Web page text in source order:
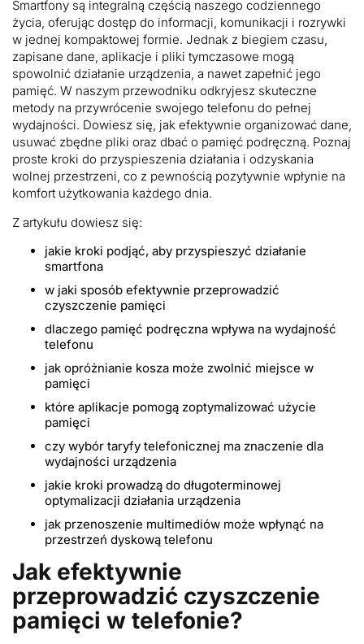
porządkach
w
Androidzie
Smartfony są integralną częścią naszego codziennego
życia, oferując dostęp do informacji, komunikacji i rozrywki
w jednej kompaktowej formie. Jednak z biegiem czasu,
zapisane dane, aplikacje i pliki tymczasowe mogą
spowolnić działanie urządzenia, a nawet zapełnić jego
pamięć. W naszym przewodniku odkryjesz skuteczne
metody na przywrócenie swojego telefonu do pełnej
wydajności. Dowiesz się, jak efektywnie organizować dane,
usuwać zbędne pliki oraz dbać o pamięć podręczną. Poznaj
proste kroki do przyspieszenia działania i odzyskania
wolnej przestrzeni, co z pewnością pozytywnie wpłynie na
komfort użytkowania każdego dnia.
Z artykułu dowiesz się:
jakie kroki podjąć, aby przyspieszyć działanie
smartfona
w jaki sposób efektywnie przeprowadzić
czyszczenie pamięci
dlaczego pamięć podręczna wpływa na wydajność
telefonu
jak opróżnianie kosza może zwolnić miejsce w
pamięci
które aplikacje pomogą zoptymalizować użycie
pamięci
czy wybór taryfy telefonicznej ma znaczenie dla
wydajności urządzenia
jakie kroki prowadzą do długoterminowej
optymalizacji działania urządzenia
jak przenoszenie multimediów może wpłynąć na
przestrzeń dyskową telefonu
Jak efektywnie
przeprowadzić czyszczenie
pamięci w telefonie?